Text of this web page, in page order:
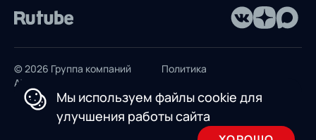
© 2026 Группа компаний
AXELOT
Политика
Пользовательское
соглашение
Мы используем файлы cookie для
улучшения работы сайта